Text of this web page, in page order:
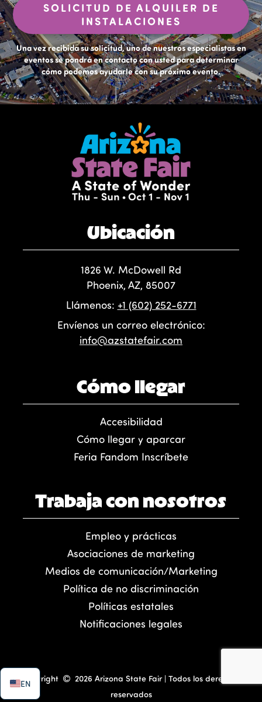
SOLICITUD DE ALQUILER DE
INSTALACIONES
Una vez recibida su solicitud, uno de nuestros especialistas en
eventos se pondrá en contacto con usted para determinar
cómo podemos ayudarle con su próximo evento.
Ubicación
1826 W. McDowell Rd
Phoenix, AZ, 85007
Llámenos: +1 (602) 252-6771
Envíenos un correo electrónico:
info@azstatefair.com
Cómo llegar
Accesibilidad
Cómo llegar y aparcar
Feria Fandom Inscríbete
Trabaja con nosotros
Empleo y prácticas
Asociaciones de marketing
Medios de comunicación/Marketing
Política de no discriminación
Políticas estatales
Notificaciones legales
ENCopyright
2026 Arizona State Fair | Todos los derechos
reservados